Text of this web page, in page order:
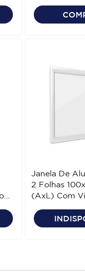
Janela De
2 Folhas
(AxL) Com